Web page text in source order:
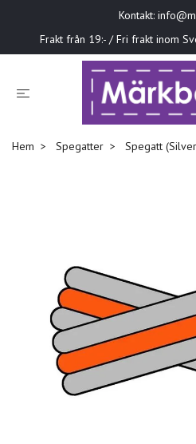
Kontakt:
Frakt från 19:- / Fri frakt inom
Hem Spegatter Spegatt